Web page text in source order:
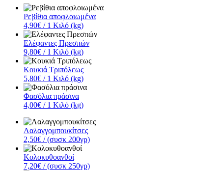
Ρεβίθια αποφλοιωμένα
4,90€ / 1 Κιλό (kg)
Ελέφαντες Πρεσπών
9,80€ / 1 Κιλό (kg)
Κουκιά Τριπόλεως
5,80€ / 1 Κιλό (kg)
Φασόλια πράσινα
4,00€ / 1 Κιλό (kg)
Λαλαγγομπουκίτσες
2,50€ / (συσκ 200γρ)
Κολοκυθοανθοί
7,20€ / (συσκ 250γρ)